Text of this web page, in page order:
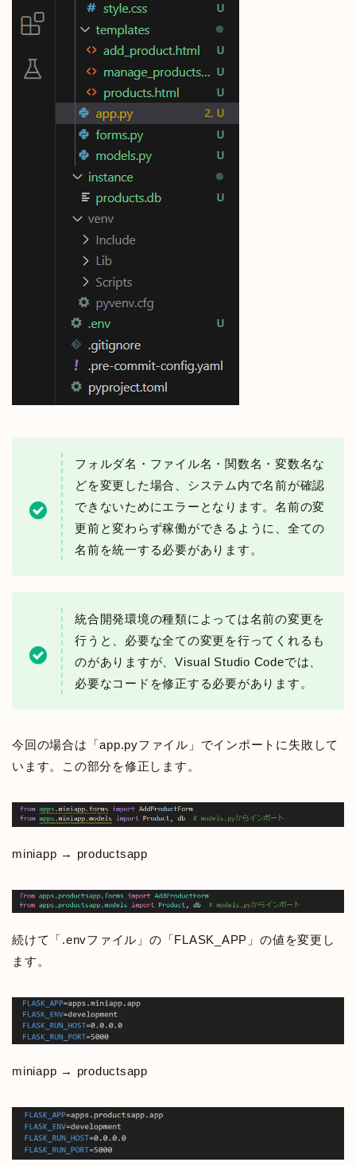
フォルダ名・ファイル名・関数名・変数名な
どを変更した場合、システム内で名前が確認
できないためにエラーとなります。名前の変
更前と変わらず稼働ができるように、全ての
名前を統一する必要があります。
統合開発環境の種類によっては名前の変更を
行うと、必要な全ての変更を行ってくれるも
のがありますが、Visual Studio Codeでは、
必要なコードを修正する必要があります。
今回の場合は「app.pyファイル」でインポートに失敗して
います。この部分を修正します。
miniapp → productsapp
続けて「.envファイル」の「FLASK_APP」の値を変更し
ます。
miniapp → productsapp